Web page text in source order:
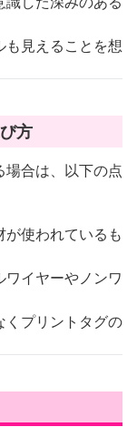
も見えることを想
方
場合は、以下の点
使われているも
ワイヤーやノンワ
くプリントタグの